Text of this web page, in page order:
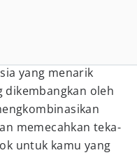
yang menarik
dikembangkan oleh
memecahkan teka-
untuk kamu yang